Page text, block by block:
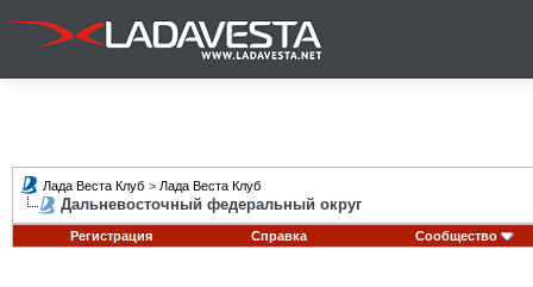
Лада Веста Клуб > Лада Веста Клуб
Дальневосточный федеральный округ
Регистрация Справка Сообщество